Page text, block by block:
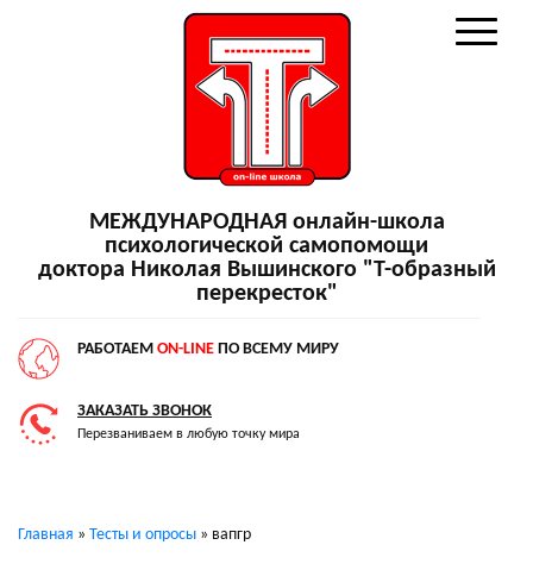
МЕЖДУНАРОДНАЯ онлайн-школа
психологической самопомощи
доктора Николая Вышинского "Т-образный
перекресток"
РАБОТАЕМ ON-LINE ПО ВСЕМУ МИРУ
ЗАКАЗАТЬ ЗВОНОК
Перезваниваем в любую точку мира
Главная » Тесты и опросы » вапгр